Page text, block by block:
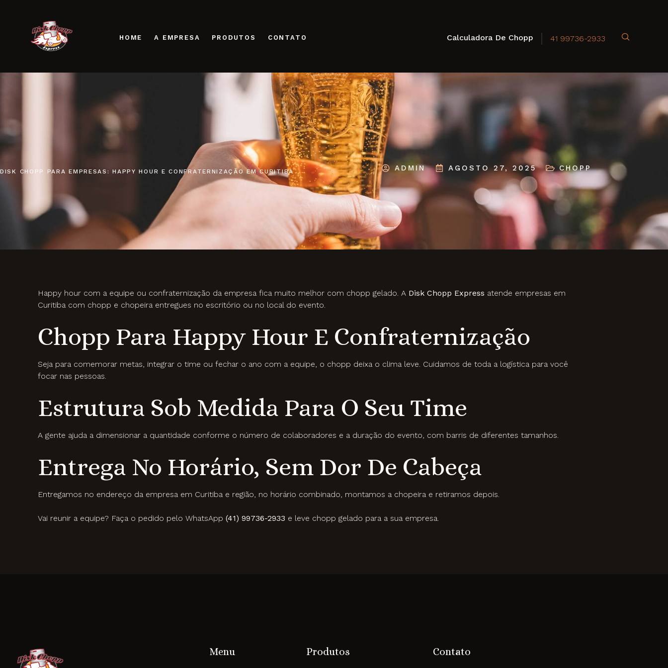
HOME A EMPRESA PRODUTOS CONTATO Calculadora De Chopp 41 99736-2933
DISK CHOPP PARA EMPRESAS: HAPPY HOUR E CONFRATERNIZAÇÃO EM CURITIBA ADMIN AGOSTO 27, 2025 CHOPP
Happy hour com a equipe ou confraternização da empresa fica muito melhor com chopp gelado. A Disk Chopp Express atende empresas em
Curitiba com chopp e chopeira entregues no escritório ou no local do evento.
Chopp Para Happy Hour E Confraternização
Seja para comemorar metas, integrar o time ou fechar o ano com a equipe, o chopp deixa o clima leve. Cuidamos de toda a logística para você
focar nas pessoas.
Estrutura Sob Medida Para O Seu Time
A gente ajuda a dimensionar a quantidade conforme o número de colaboradores e a duração do evento, com barris de diferentes tamanhos.
Entrega No Horário, Sem Dor De Cabeça
Entregamos no endereço da empresa em Curitiba e região, no horário combinado, montamos a chopeira e retiramos depois.
Vai reunir a equipe? Faça o pedido pelo WhatsApp (41) 99736-2933 e leve chopp gelado para a sua empresa.
Menu Produtos Contato